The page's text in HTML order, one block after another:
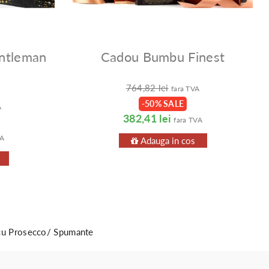
Cadou Bumbu Finest
764,82 lei fara TVA
-50% SALE
382,41 lei fara TVA
Adauga in cos
Prosecco/ Spumante